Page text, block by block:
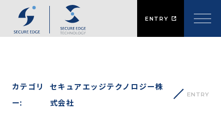
ENTRY
カテゴリ
ー:
セキュアエッジテクノロジー株
式会社
ENTRY